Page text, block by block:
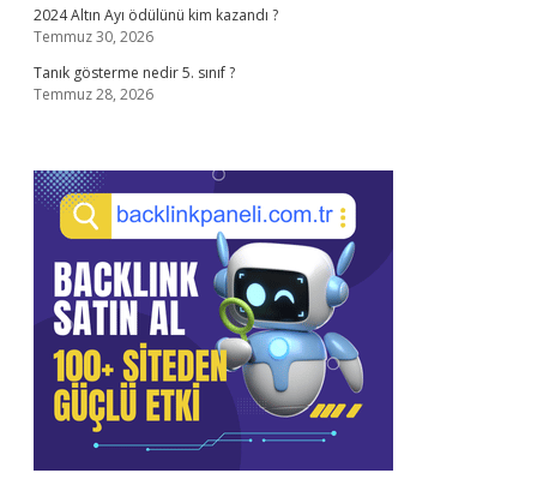
2024 Altın Ayı ödülünü kim kazandı ?
Temmuz 30, 2026
Tanık gösterme nedir 5. sınıf ?
Temmuz 28, 2026